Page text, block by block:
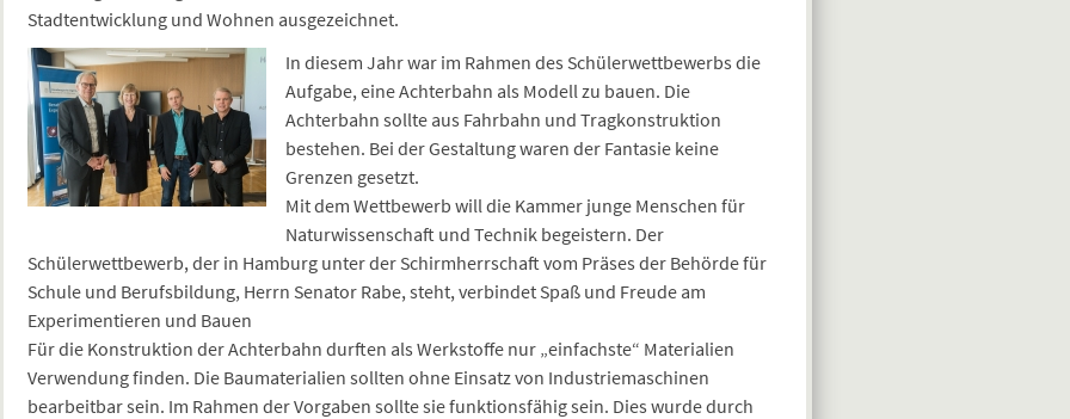
Stadtentwicklung und Wohnen ausgezeichnet.
In diesem Jahr war im Rahmen des Schülerwettbewerbs die
Aufgabe, eine Achterbahn als Modell zu bauen. Die
Achterbahn sollte aus Fahrbahn und Tragkonstruktion
bestehen. Bei der Gestaltung waren der Fantasie keine
Grenzen gesetzt.
Mit dem Wettbewerb will die Kammer junge Menschen für
Naturwissenschaft und Technik begeistern. Der
Schülerwettbewerb, der in Hamburg unter der Schirmherrschaft vom Präses der Behörde für
Schule und Berufsbildung, Herrn Senator Rabe, steht, verbindet Spaß und Freude am
Experimentieren und Bauen
Für die Konstruktion der Achterbahn durften als Werkstoffe nur „einfachste“ Materialien
Verwendung finden. Die Baumaterialien sollten ohne Einsatz von Industriemaschinen
bearbeitbar sein. Im Rahmen der Vorgaben sollte sie funktionsfähig sein. Dies wurde durch